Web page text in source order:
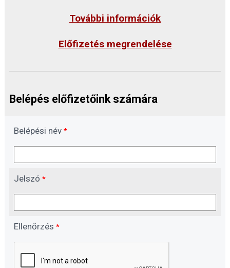
További információk
Előfizetés megrendelése
Belépés előfizetőink számára
Belépési név *
Jelszó *
Ellenőrzés *